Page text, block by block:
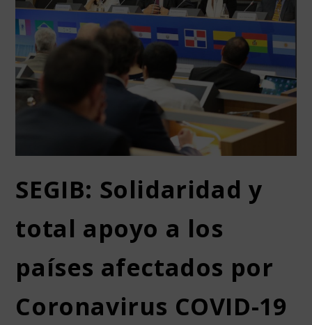
SEGIB: Solidaridad y
total apoyo a los
países afectados por
Coronavirus COVID-19